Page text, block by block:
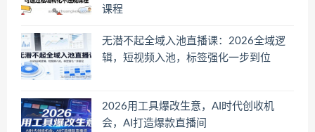
课程
无潜不起全域入池直播课：2026全域逻
辑，短视频入池，标签强化一步到位
2026用工具爆改生意，AI时代创收机
会，AI打造爆款直播间